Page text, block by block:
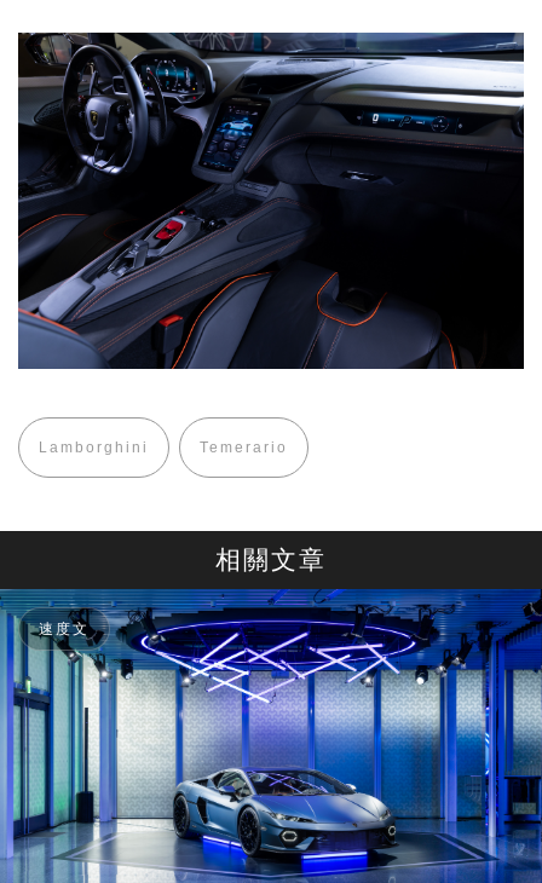
Lamborghini Temerario
相關文章
速度文